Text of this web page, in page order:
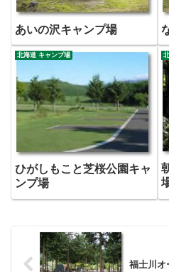
あいの沢キャンプ場
北海道 キャンプ場
ひがしもこと芝桜公園キャ
ンプ場
福士川オ